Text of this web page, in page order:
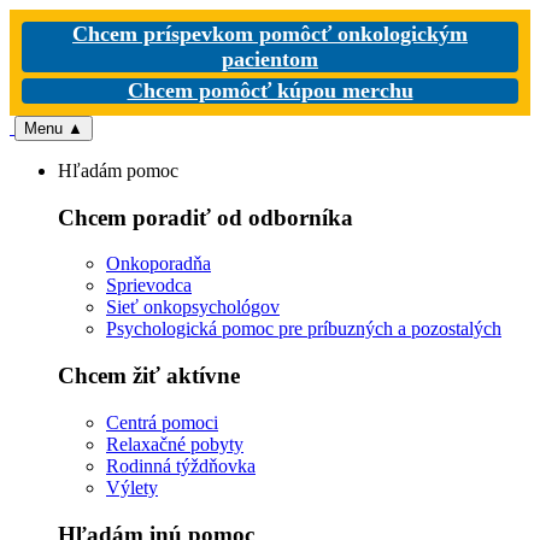
Chcem príspevkom pomôcť onkologickým
pacientom
Chcem pomôcť kúpou merchu
Menu ▲
Hľadám pomoc
Chcem poradiť od odborníka
Onkoporadňa
Sprievodca
Sieť onkopsychológov
Psychologická pomoc pre príbuzných a pozostalých
Chcem žiť aktívne
Centrá pomoci
Relaxačné pobyty
Rodinná týždňovka
Výlety
Hľadám inú pomoc